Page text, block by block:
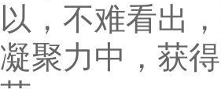
以，不难看出
凝聚力中，获